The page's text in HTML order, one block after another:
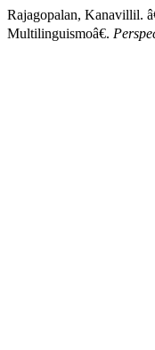
Rajagopalan, Kanavillil.
Multilinguismoâ€.